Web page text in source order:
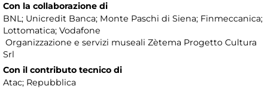
Con la collaborazione di
BNL; Unicredit Banca; Monte Paschi di Siena; Finmeccanica;
Lottomatica; Vodafone
Organizzazione e servizi museali Zètema Progetto Cultura
Srl
Con il contributo tecnico di
Atac; Repubblica